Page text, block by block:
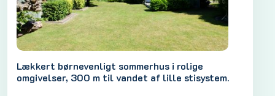
Lækkert børnevenligt sommerhus i rolige
omgivelser, 300 m til vandet af lille stisystem.